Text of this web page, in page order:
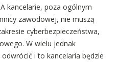
kancelarie, poza ogólnym
zawodowej, nie muszą
cyberbezpieczeństwa,
W wielu jednak
i to kancelaria będzie